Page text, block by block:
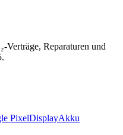
Verträge, Reparaturen und
PixelDisplayAkku